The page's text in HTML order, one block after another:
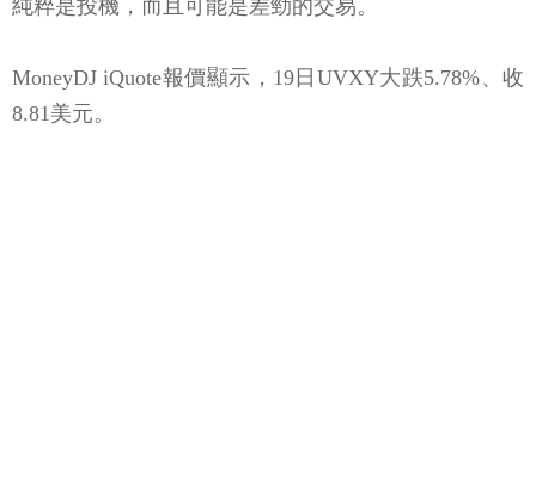
純粹是投機，而且可能是差勁的交易。
MoneyDJ iQuote報價顯示，19日UVXY大跌5.78%、收
8.81美元。